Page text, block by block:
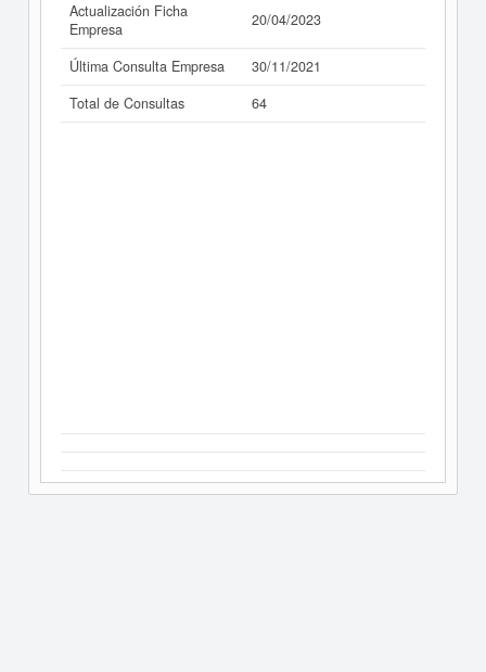
Actualización Ficha
Empresa
20/04/2023
Última Consulta Empresa
30/11/2021
Total de Consultas
64